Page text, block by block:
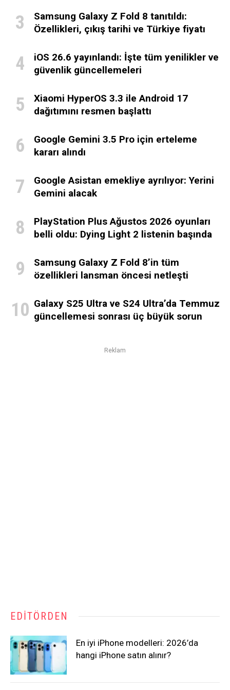
Samsung Galaxy Z Fold 8 tanıtıldı:
Özellikleri, çıkış tarihi ve Türkiye fiyatı
iOS 26.6 yayınlandı: İşte tüm yenilikler ve
güvenlik güncellemeleri
Xiaomi HyperOS 3.3 ile Android 17
dağıtımını resmen başlattı
Google Gemini 3.5 Pro için erteleme
kararı alındı
Google Asistan emekliye ayrılıyor: Yerini
Gemini alacak
PlayStation Plus Ağustos 2026 oyunları
belli oldu: Dying Light 2 listenin başında
Samsung Galaxy Z Fold 8’in tüm
özellikleri lansman öncesi netleşti
Galaxy S25 Ultra ve S24 Ultra’da Temmuz
güncellemesi sonrası üç büyük sorun
Reklam
EDITÖRDEN
En iyi iPhone modelleri: 2026’da
hangi iPhone satın alınır?